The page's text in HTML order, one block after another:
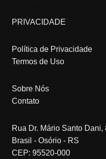
PRIVACIDADE
Política de Privacidade
Termos de Uso
Sobre Nós
Contato
Rua Dr. Mário Santo Dani,
Brasil - Osório - RS
CEP: 95520-000